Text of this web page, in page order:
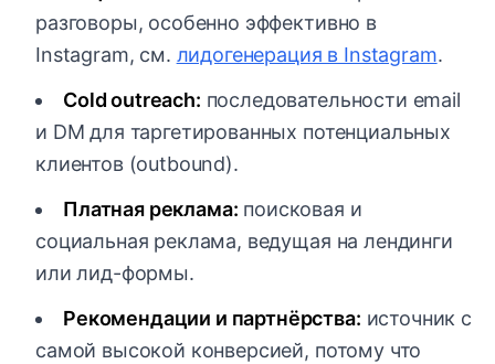
разговоры, особенно эффективно в
Instagram, см. лидогенерация в Instagram.
Cold outreach: последовательности email
и DM для таргетированных потенциальных
клиентов (outbound).
Платная реклама: поисковая и
социальная реклама, ведущая на лендинги
или лид-формы.
Рекомендации и партнёрства: источник с
самой высокой конверсией, потому что